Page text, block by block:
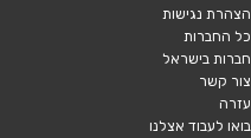
הצהרת נגישות
כל החברות
חברות בישראל
צור קשר
עזרה
בואו לעבוד אצלנו